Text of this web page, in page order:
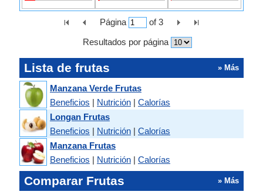
Página of3
Resultados por página
Lista de frutas » Más
Manzana Verde Frutas
Beneficios | Nutrición | Calorías
Longan Frutas
Beneficios | Nutrición | Calorías
Manzana Frutas
Beneficios | Nutrición | Calorías
Comparar Frutas » Más